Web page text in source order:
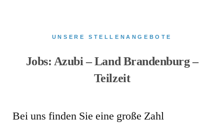
UNSERE STELLENANGEBOTE
Jobs: Azubi – Land Brandenburg –
Teilzeit
Bei uns finden Sie eine große Zahl